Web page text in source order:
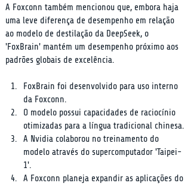
A Foxconn também mencionou que, embora haja
uma leve diferença de desempenho em relação
ao modelo de destilação da DeepSeek, o
'FoxBrain' mantém um desempenho próximo aos
padrões globais de excelência.
FoxBrain foi desenvolvido para uso interno
da Foxconn.
O modelo possui capacidades de raciocínio
otimizadas para a língua tradicional chinesa.
A Nvidia colaborou no treinamento do
modelo através do supercomputador 'Taipei-
1'.
A Foxconn planeja expandir as aplicações do